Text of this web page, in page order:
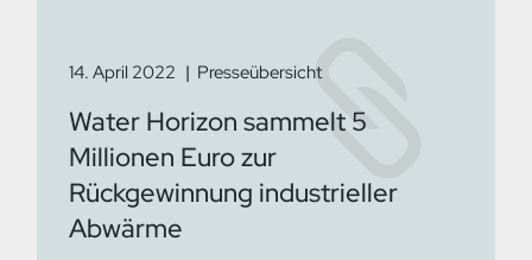
14. April 2022 Presseübersicht
Water Horizon sammelt 5
Millionen Euro zur
Rückgewinnung industrieller
Abwärme